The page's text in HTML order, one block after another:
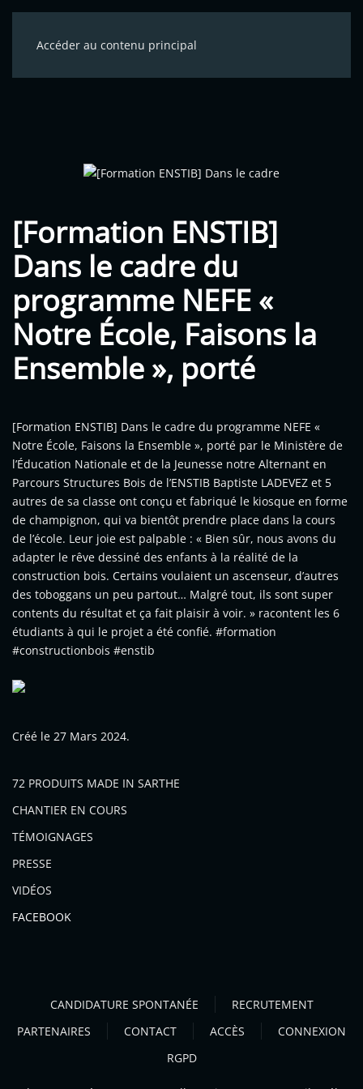
Accéder au contenu principal
[Formation ENSTIB]
Dans le cadre du
programme NEFE «
Notre École, Faisons la
Ensemble », porté
[Formation ENSTIB] Dans le cadre du programme NEFE «
Notre École, Faisons la Ensemble », porté par le Ministère de
l’Éducation Nationale et de la Jeunesse notre Alternant en
Parcours Structures Bois de l’ENSTIB Baptiste LADEVEZ et 5
autres de sa classe ont conçu et fabriqué le kiosque en forme
de champignon, qui va bientôt prendre place dans la cours
de l’école. Leur joie est palpable : « Bien sûr, nous avons du
adapter le rêve dessiné des enfants à la réalité de la
construction bois. Certains voulaient un ascenseur, d’autres
des toboggans un peu partout… Malgré tout, ils sont super
contents du résultat et ça fait plaisir à voir. » racontent les 6
étudiants à qui le projet a été confié. #formation
#constructionbois #enstib
Créé le 27 Mars 2024.
72 PRODUITS MADE IN SARTHE
CHANTIER EN COURS
TÉMOIGNAGES
PRESSE
VIDÉOS
FACEBOOK
CANDIDATURE SPONTANÉE
RECRUTEMENT
PARTENAIRES
CONTACT ACCÈS
CONNEXION
RGPD